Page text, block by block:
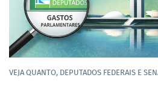
VEJA QUANTO, DEPUTADOS FEDERAIS E